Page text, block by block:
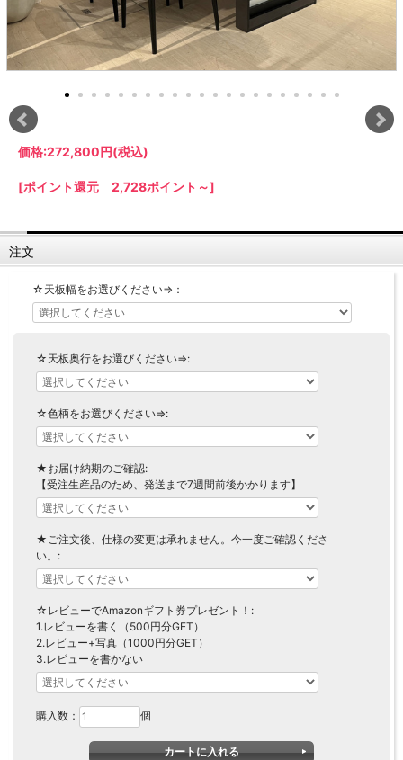
ダストボックス収納可能
スライド棚付き
【FLEXY】組み合わせ自由なセミオ
ーダーシステムキッチンカウンター
【LASCO】扉式カウンター下ラック
隙間を無駄なく活用
特徴で選ぶ
【Pots】鍋・フライパン収納
【LASCO】ハイタイプ
キッチン収納
キッチンの便利アイテム
タワー tower（山崎実業）
ダストボックス
万が一の地震対策に
【CLOSTER】シェーズロング＆カウ
チソファー
【Gainer】ウッドフレームソファー
価格:272,800円(税込)
[ポイント還元 2,728ポイント～]
注文
☆天板幅をお選びください⇒：
☆天板奥行をお選びください⇒:
☆色柄をお選びください⇒:
★お届け納期のご確認:
【受注生産品のため、発送まで7週間前後かかります】
★ご注文後、仕様の変更は承れません。今一度ご確認くださ
い。:
☆レビューでAmazonギフト券プレゼント！:
1.レビューを書く（500円分GET）
2.レビュー+写真（1000円分GET）
3.レビューを書かない
購入数： 個